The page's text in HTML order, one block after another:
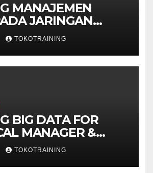
MANAJEMEN
JARINGAN
TOKOTRAINING
BIG DATA FOR
MANAGER &
MAKERS
TOKOTRAINING